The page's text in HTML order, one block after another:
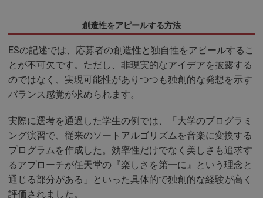
創造性をアピールする方法
ESの記述では、応募者の創造性と独自性をアピールするこ
とが不可欠です。ただし、非現実的なアイデアを披露する
のではなく、実現可能性がありつつも独創的な発想を示す
バランス感覚が求められます。
実際に選考を通過した学生の例では、「大学のプログラミ
ング演習で、従来のソートアルゴリズムを音楽に変換する
プログラムを作成した。効率性だけでなく美しさも追求す
るアプローチが任天堂の『楽しさを第一に』という理念と
通じる部分がある」といった具体的で独創的な経験が高く
評価されました。